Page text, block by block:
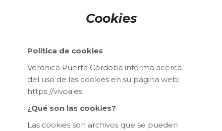
Cookies
Política de cookies
Verónica Puerta Córdoba informa acerca
del uso de las cookies en su página web:
https://vivoa.es
¿Qué son las cookies?
Las cookies son archivos que se pueden